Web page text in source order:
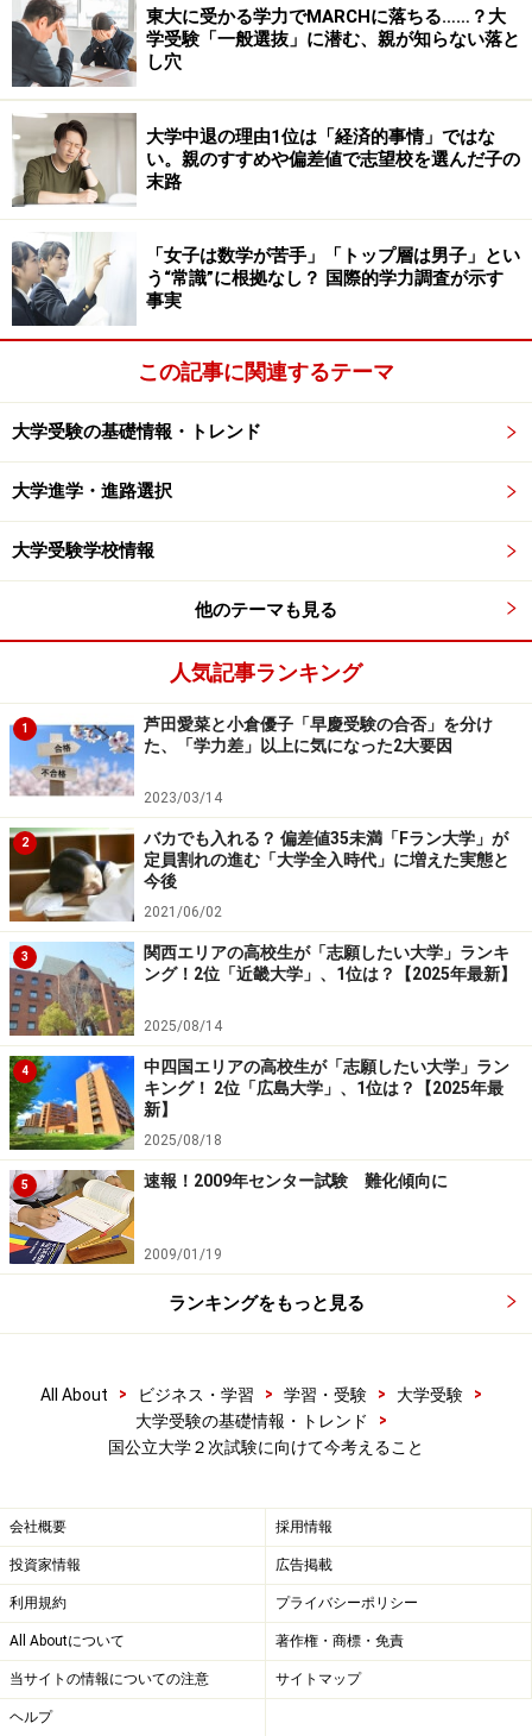
東大に受かる学力でMARCHに落ちる……？大
学受験「一般選抜」に潜む、親が知らない落と
し穴
大学中退の理由1位は「経済的事情」ではな
い。親のすすめや偏差値で志望校を選んだ子の
末路
「女子は数学が苦手」「トップ層は男子」とい
う“常識”に根拠なし？ 国際的学力調査が示す
事実
この記事に関連するテーマ
大学受験の基礎情報・トレンド
大学進学・進路選択
大学受験学校情報
他のテーマも見る
人気記事ランキング
1
芦田愛菜と小倉優子「早慶受験の合否」を分け
た、「学力差」以上に気になった2大要因
2023/03/14
2
バカでも入れる？ 偏差値35未満「Fラン大学」が
定員割れの進む「大学全入時代」に増えた実態と
今後
2021/06/02
3
関西エリアの高校生が「志願したい大学」ランキ
ング！2位「近畿大学」、1位は？【2025年最新】
2025/08/14
4
中四国エリアの高校生が「志願したい大学」ラン
キング！ 2位「広島大学」、1位は？【2025年最
新】
2025/08/18
5 速報！2009年センター試験 難化傾向に
2009/01/19
ランキングをもっと見る
All About > ビジネス・学習 > 学習・受験 > 大学受験
>
大学受験の基礎情報・トレンド
>
国公立大学２次試験に向けて今考えること
会社概要 採用情報
投資家情報 広告掲載
利用規約 プライバシーポリシー
All Aboutについて 著作権・商標・免責
当サイトの情報についての注意 サイトマップ
ヘルプ